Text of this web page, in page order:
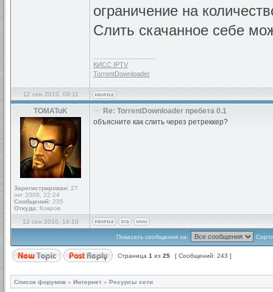
ограничение на
Слить скачанное себе
КИСС IPTV
TorrentDownloader
12 сен 2010, 09:11
TOMATuK
Зарегистрирован: 27
окт 2009, 22:24
Сообщений: 235
Откуда: Ковров
Re: TorrentDownloader пребета 0.1
объясните как слить через ретреккер?
12 сен 2010, 14:10
Показать сообщения за:
Страница 1 из 25 [ Сообщений: 243 ]
Список форумов » Интернет » Ресурсы сети